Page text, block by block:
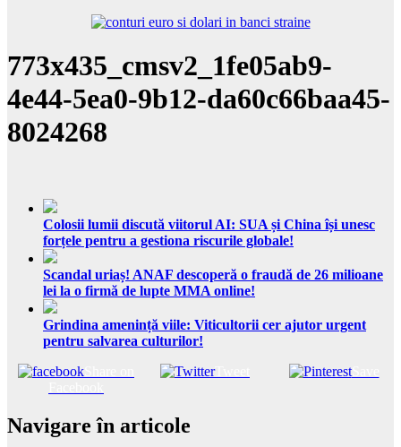
773x435_cmsv2_1fe05ab9-
4e44-5ea0-9b12-da60c66baa45-
8024268
Colosii lumii discută viitorul AI: SUA și China își unesc
forțele pentru a gestiona riscurile globale!
Scandal uriaș! ANAF descoperă o fraudă de 26 milioane
lei la o firmă de lupte MMA online!
Grindina amenință viile: Viticultorii cer ajutor urgent
pentru salvarea culturilor!
Tweet Save
Navigare în articole